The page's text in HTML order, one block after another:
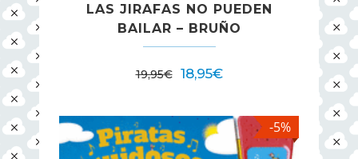
LAS JIRAFAS NO PUEDEN
BAILAR – BRUÑO
19,95€ 18,95€
-5%